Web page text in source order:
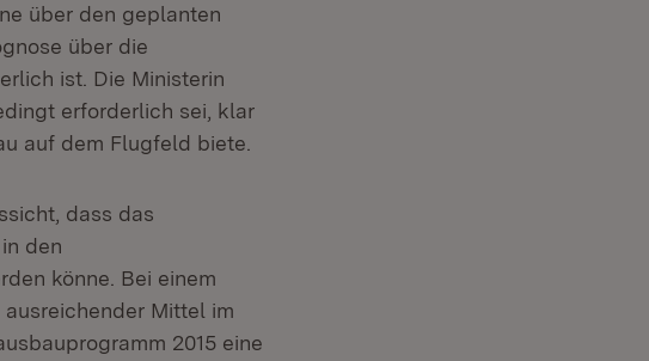
über den geplanten
über die
ist. Die Ministerin
erforderlich sei, klar
auf dem Flugfeld biete.
dass das
den
könne. Bei einem
Mittel im
2015 eine